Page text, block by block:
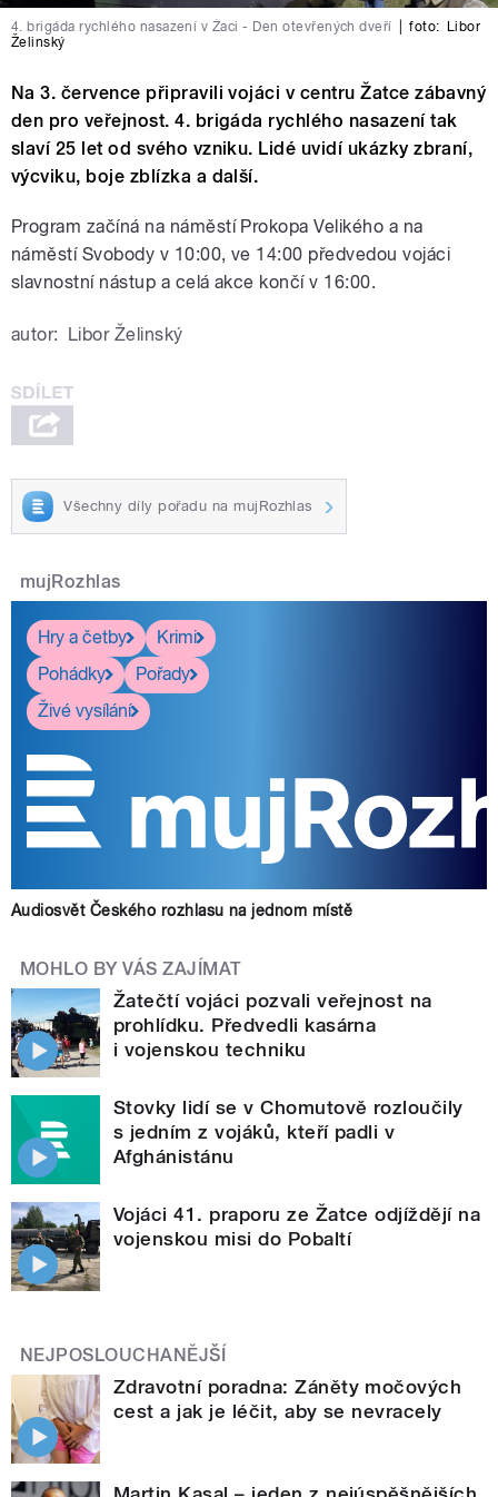
4. brigáda rychlého nasazení v Žaci - Den otevřených dveří foto:
Libor
Želinský
Na 3. července připravili vojáci v centru Žatce zábavný
den pro veřejnost. 4. brigáda rychlého nasazení tak
slaví 25 let od svého vzniku. Lidé uvidí ukázky zbraní,
výcviku, boje zblízka a další.
Program začíná na náměstí Prokopa Velikého a na
náměstí Svobody v 10:00, ve 14:00 předvedou vojáci
slavnostní nástup a celá akce končí v 16:00.
autor: Libor Želinský
Všechny díly pořadu na mujRozhlas
mujRozhlas
Hry a četby
Krimi
Pohádky
Pořady
Živé vysílání
Audiosvět Českého rozhlasu na jednom místě
MOHLO BY VÁS ZAJÍMAT
Žatečtí vojáci pozvali veřejnost na
prohlídku. Předvedli kasárna
i vojenskou techniku
Stovky lidí se v Chomutově rozloučily
s jedním z vojáků, kteří padli v
Afghánistánu
Vojáci 41. praporu ze Žatce odjíždějí na
vojenskou misi do Pobaltí
NEJPOSLOUCHANĚJŠÍ
Zdravotní poradna: Záněty močových
cest a jak je léčit, aby se nevracely